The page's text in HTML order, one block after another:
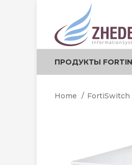
ПРОДУКТЫ
Home FortiSwitch